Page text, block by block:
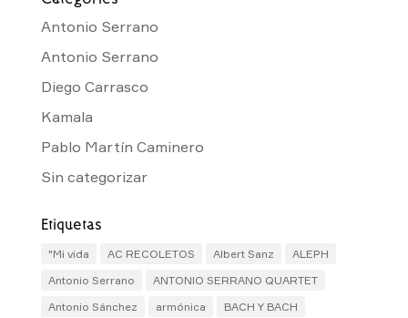
Antonio Serrano
Antonio Serrano
Diego Carrasco
Kamala
Pablo Martín Caminero
Sin categorizar
Etiquetas
"Mi vida AC RECOLETOS Albert Sanz
ALEPH
Antonio Serrano
ANTONIO SERRANO QUARTET
Antonio Sánchez
armónica
BACH Y BACH